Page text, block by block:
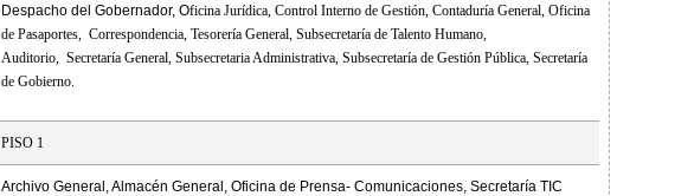
Despacho del Gobernador, Oficina Jurídica, Control Interno de Gestión, Contaduría General, Oficina
de Pasaportes,
Correspondencia, Tesorería General, Subsecretaría de Talento Humano,
Auditorio,
Secretaría General, Subsecretaria Administrativa, Subsecretaría de Gestión Pública, Secretaría
de Gobierno.
PISO 1
Archivo General, Almacén General, Oficina de Prensa- Comunicaciones, Secretaría TIC